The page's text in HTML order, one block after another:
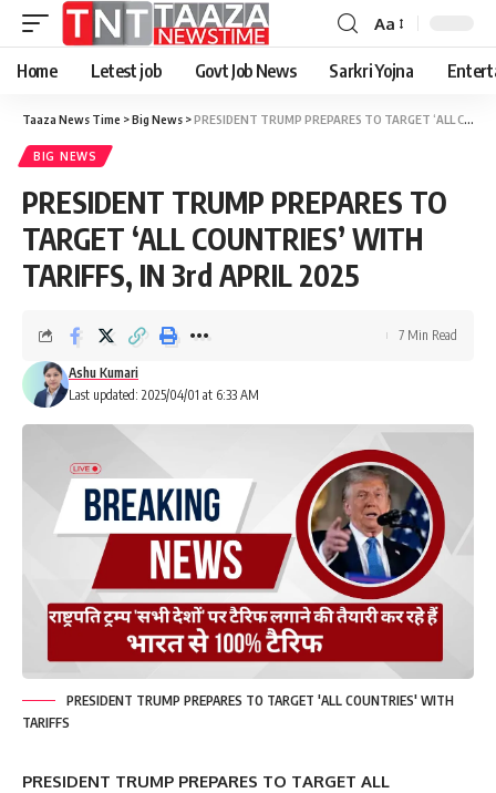
Font
Resizer
Aa
Home Letest job Govt Job News Sarkri Yojna
Taaza News Time >Big News >PRESIDENT TRUMP PREPARES TO TARGET ‘ALL COUNTRIES’ WITH TARIFFS, IN 3rd APRIL 2025
BIG NEWS
PRESIDENT TRUMP PREPARES TO
TARGET ‘ALL COUNTRIES’ WITH
TARIFFS, IN 3rd APRIL 2025
Last updated: 2025/04/01 at 6:33 AM
Ashu Kumari
7 Min Read
PRESIDENT TRUMP PREPARES TO TARGET 'ALL COUNTRIES' WITH
TARIFFS
PRESIDENT TRUMP PREPARES TO TARGET ALL